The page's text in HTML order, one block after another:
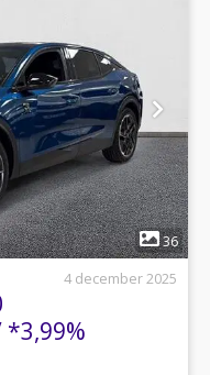
36
4 december 2025